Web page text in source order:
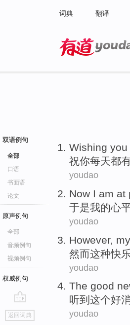
词典 翻译
双语例句
全部
口语
书面语
论文
原声例句
全部
音频例句
视频例句
权威例句
go
top
返回词典
Wishing you
祝你每天都
youdao
Now I am at
于是我的心
youdao
However, my
然而这种快
youdao
The good
听到 这个好
youdao